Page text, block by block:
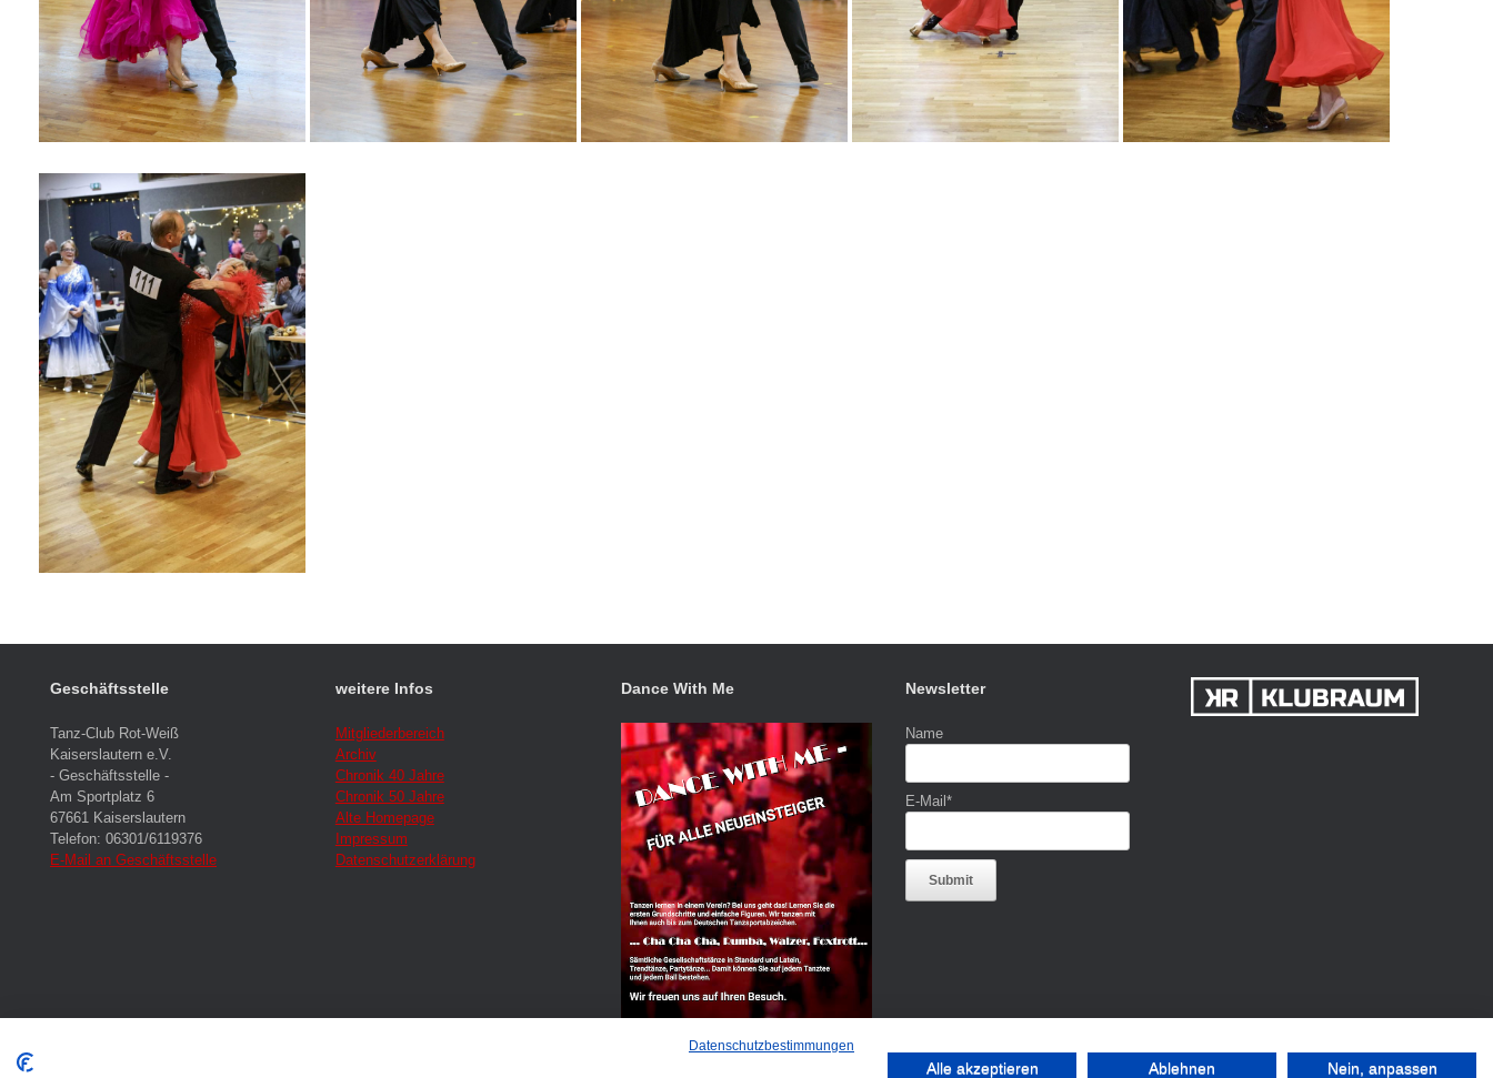
Geschäftsstelle
Tanz-Club Rot-Weiß
Kaiserslautern e.V.
- Geschäftsstelle -
Am Sportplatz 6
67661 Kaiserslautern
Telefon: 06301/6119376
E-Mail an Geschäftsstelle
weitere Infos
Mitgliederbereich
Archiv
Chronik 40 Jahre
Chronik 50 Jahre
Alte Homepage
Impressum
Datenschutzerklärung
Dance With Me Newsletter
Name
E-Mail*
Datenschutzbestimmungen
Alle akzeptieren Ablehnen Nein, anpassen